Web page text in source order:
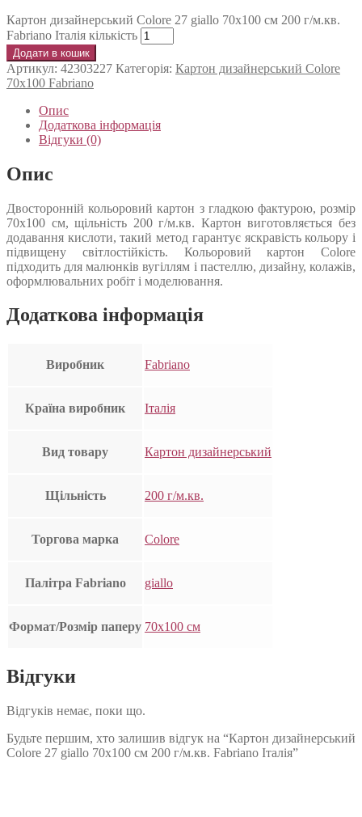
Картон дизайнерський Colore 27 giallo 70х100 см 200 г/м.кв.
Fabriano Італія кількість
Додати в кошик
Артикул: 42303227 Категорія: Картон дизайнерський Colore
70х100 Fabriano
Опис
Додаткова інформація
Відгуки (0)
Опис
Двосторонній кольоровий картон з гладкою фактурою, розмір
70х100 см, щільність 200 г/м.кв. Картон виготовляється без
додавання кислоти, такий метод гарантує яскравість кольору і
підвищену світлостійкість. Кольоровий картон Colore
підходить для малюнків вугіллям і пастеллю, дизайну, колажів,
оформлювальних робіт і моделювання.
Додаткова інформація
Виробник Fabriano
Країна виробник Італія
Вид товару Картон дизайнерський
Щільність 200 г/м.кв.
Торгова марка Colore
Палітра Fabriano giallo
Формат/Розмір паперу 70х100 см
Відгуки
Відгуків немає, поки що.
Будьте першим, хто залишив відгук на “Картон дизайнерський
Colore 27 giallo 70х100 см 200 г/м.кв. Fabriano Італія”